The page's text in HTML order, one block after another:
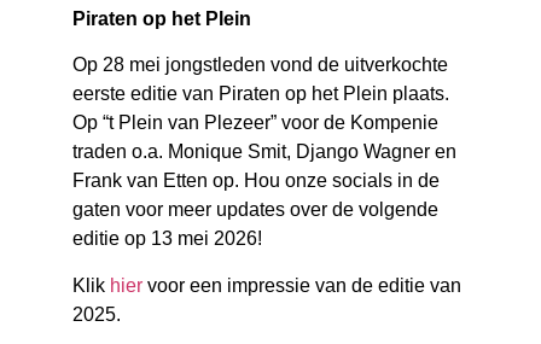
Piraten op het Plein
Op 28 mei jongstleden vond de uitverkochte
eerste editie van Piraten op het Plein plaats.
Op “t Plein van Plezeer” voor de Kompenie
traden o.a. Monique Smit, Django Wagner en
Frank van Etten op. Hou onze socials in de
gaten voor meer updates over de volgende
editie op 13 mei 2026!
Klik hier voor een impressie van de editie van
2025.